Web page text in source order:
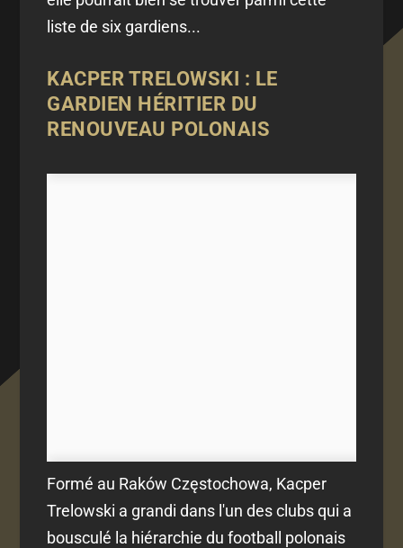
liste de six gardiens...
KACPER TRELOWSKI : LE
GARDIEN HÉRITIER DU
RENOUVEAU POLONAIS
Formé au Raków Częstochowa, Kacper
Trelowski a grandi dans l'un des clubs qui a
bousculé la hiérarchie du football polonais